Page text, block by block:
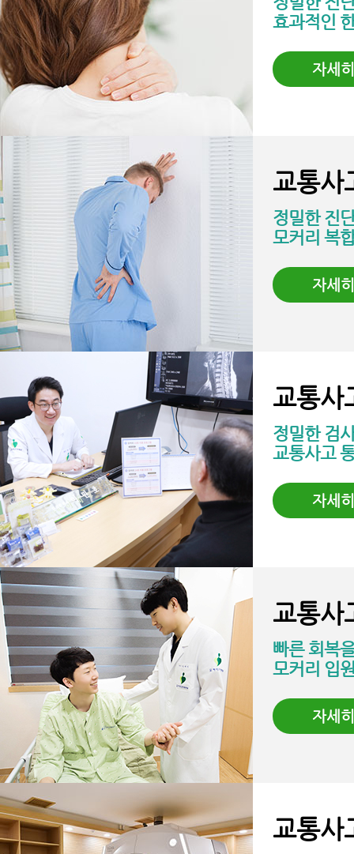
효과적인
자세
교통사
정밀한 진
모커리 복
자세
교통사
정밀한 검
교통사고
자세
교통사
빠른 회복
모커리 입
자세
교통사